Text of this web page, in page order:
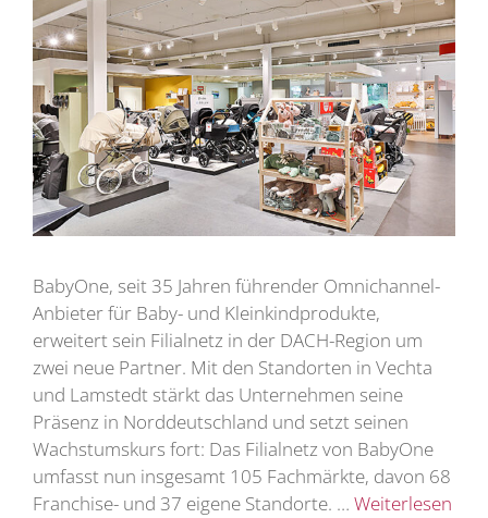
BabyOne, seit 35 Jahren führender Omnichannel-
Anbieter für Baby- und Kleinkindprodukte,
erweitert sein Filialnetz in der DACH-Region um
zwei neue Partner. Mit den Standorten in Vechta
und Lamstedt stärkt das Unternehmen seine
Präsenz in Norddeutschland und setzt seinen
Wachstumskurs fort: Das Filialnetz von BabyOne
umfasst nun insgesamt 105 Fachmärkte, davon 68
Franchise- und 37 eigene Standorte. … Weiterlesen